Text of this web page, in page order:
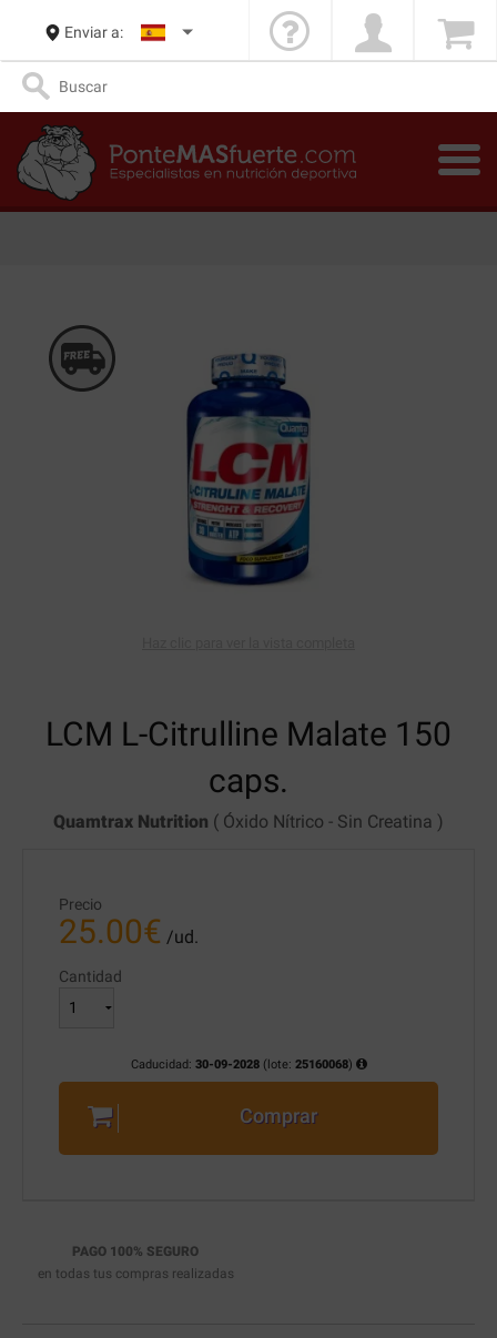
Enviar a:
LCM L-Citrulline Malate 150
caps.
Quamtrax Nutrition ( Óxido Nítrico - Sin Creatina )
Precio
25.00€ /ud.
Cantidad
Caducidad: 30-09-2028(lote: 25160068)
Comprar
PAGO 100% SEGURO
en todas tus compras realizadas